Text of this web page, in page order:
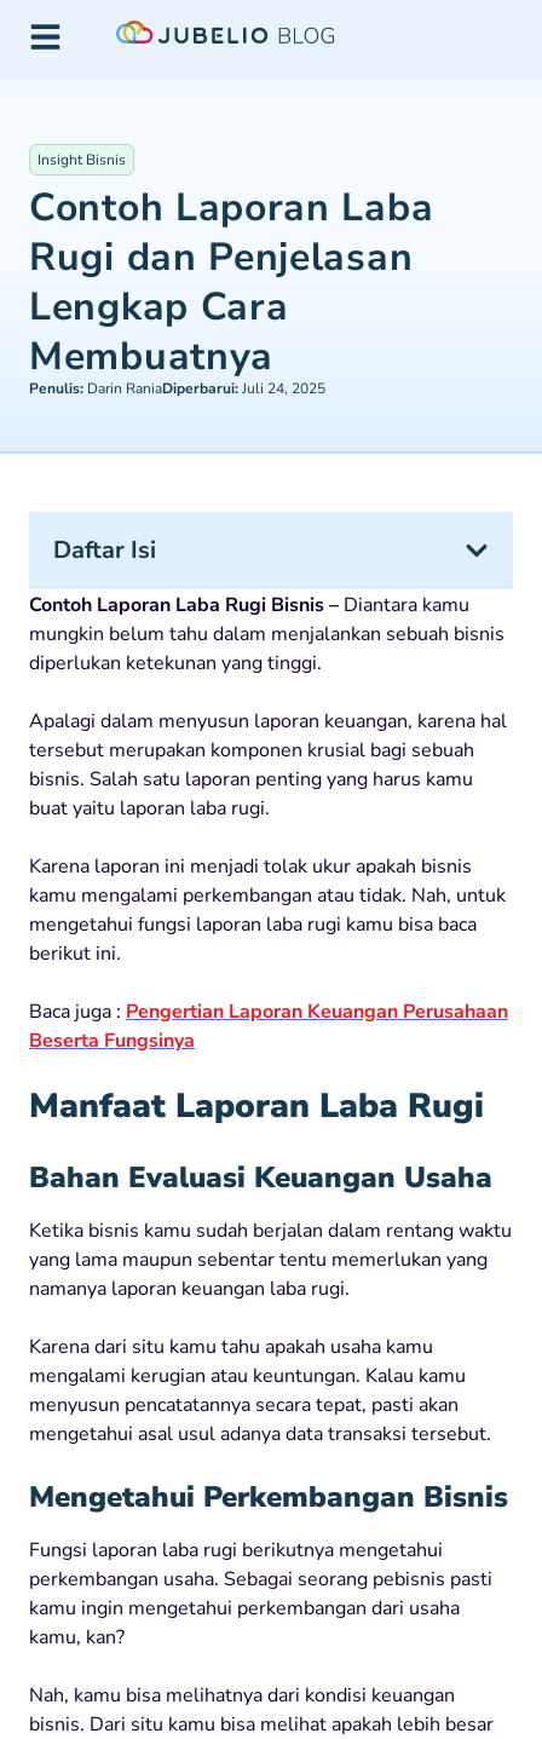
Insight Bisnis
Contoh Laporan Laba
Rugi dan Penjelasan
Lengkap Cara
Membuatnya
Penulis: Darin RaniaDiperbarui:Juli 24, 2025
Contoh Laporan Laba Rugi Bisnis – Diantara kamu
mungkin belum tahu dalam menjalankan sebuah bisnis
diperlukan ketekunan yang tinggi.
Apalagi dalam menyusun laporan keuangan, karena hal
tersebut merupakan komponen krusial bagi sebuah
bisnis. Salah satu laporan penting yang harus kamu
buat yaitu laporan laba rugi.
Karena laporan ini menjadi tolak ukur apakah bisnis
kamu mengalami perkembangan atau tidak. Nah, untuk
mengetahui fungsi laporan laba rugi kamu bisa baca
berikut ini.
Baca juga : Pengertian Laporan Keuangan Perusahaan
Beserta Fungsinya
Manfaat Laporan Laba Rugi
Bahan Evaluasi Keuangan Usaha
Ketika bisnis kamu sudah berjalan dalam rentang waktu
yang lama maupun sebentar tentu memerlukan yang
namanya laporan keuangan laba rugi.
Karena dari situ kamu tahu apakah usaha kamu
mengalami kerugian atau keuntungan. Kalau kamu
menyusun pencatatannya secara tepat, pasti akan
mengetahui asal usul adanya data transaksi tersebut.
Mengetahui Perkembangan Bisnis
Fungsi laporan laba rugi berikutnya mengetahui
perkembangan usaha. Sebagai seorang pebisnis pasti
kamu ingin mengetahui perkembangan dari usaha
kamu, kan?
Nah, kamu bisa melihatnya dari kondisi keuangan
bisnis. Dari situ kamu bisa melihat apakah lebih besar
Daftar Isi